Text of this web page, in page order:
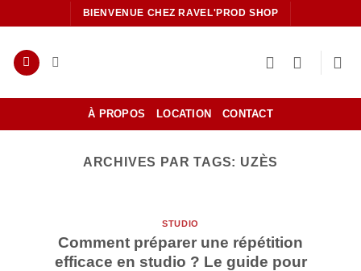
au
contenu
BIENVENUE CHEZ RAVEL'PROD SHOP
À PROPOS LOCATION CONTACT
ARCHIVES PAR TAGS: UZÈS
STUDIO
Comment préparer une répétition
efficace en studio ? Le guide pour